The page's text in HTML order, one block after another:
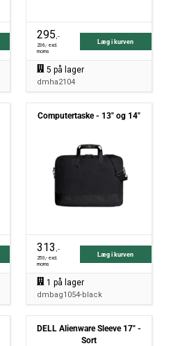
295,-
236,- excl.
moms
Læg i kurven
5 på lager
dmha2104
Computertaske - 13" og 14"
313,-
250,- excl.
moms
Læg i kurven
1 på lager
dmbag1054-black
DELL Alienware Sleeve 17" -
Sort